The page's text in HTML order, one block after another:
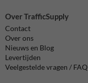
Over TrafficSupply
Contact
Over ons
Nieuws en Blog
Levertijden
Veelgestelde vragen / FAQ